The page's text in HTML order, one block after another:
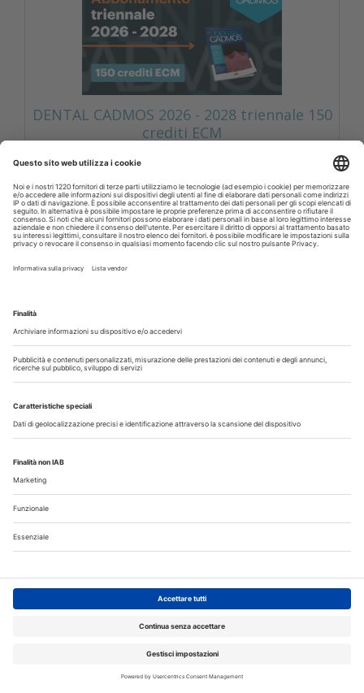
DENTAL CADMOS 2026 - 2028 triennale 150
crediti ECM
Corsi FAD odontoiatri DENTAL CADMOS triennale 150
Crediti ECM:150 crediti
Prezzo:280,00 € IVA inclusa
Libri